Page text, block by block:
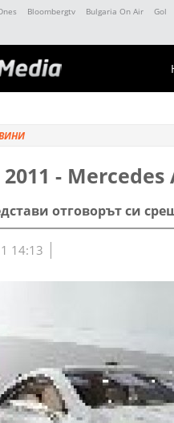
Bloombergtv Bulgaria On Air Gol
- Mercedes
отговорът си
14:13